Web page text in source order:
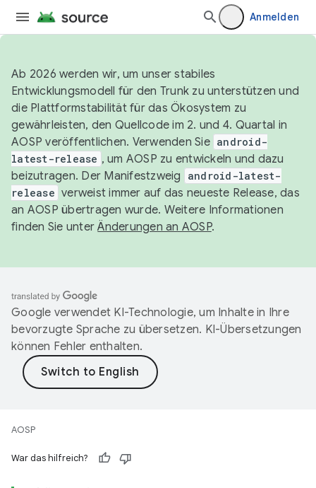
Anmelden
Ab 2026 werden wir, um unser stabiles
Entwicklungsmodell für den Trunk zu unterstützen und
die Plattformstabilität für das Ökosystem zu
gewährleisten, den Quellcode im 2. und 4. Quartal in
AOSP veröffentlichen. Verwenden Sie android-
latest-release , um AOSP zu entwickeln und dazu
beizutragen. Der Manifestzweig
android-latest-
release verweist immer auf das neueste Release, das
an AOSP übertragen wurde. Weitere Informationen
finden Sie unterÄnderungen an AOSP.
Google verwendet KI-Technologie, um Inhalte in Ihre
bevorzugte Sprache zu übersetzen. KI-Übersetzungen
können Fehler enthalten.
AOSP
War das hilfreich?